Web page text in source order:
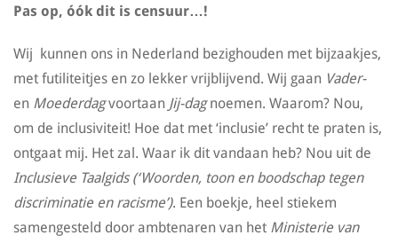
Pas op, óók dit is censuur…!
Wij kunnen ons in Nederland bezighouden met bijzaakjes,
met futiliteitjes en zo lekker vrijblijvend. Wij gaan Vader-
en Moederdagvoortaan Jij-dagnoemen. Waarom? Nou,
om de inclusiviteit! Hoe dat met ‘inclusie’ recht te praten is,
ontgaat mij. Het zal. Waar ik dit vandaan heb? Nou uit de
Inclusieve Taalgids (‘Woorden, toon en boodschap tegen
discriminatie en racisme’). Een boekje, heel stiekem
samengesteld door ambtenaren van het Ministerie van